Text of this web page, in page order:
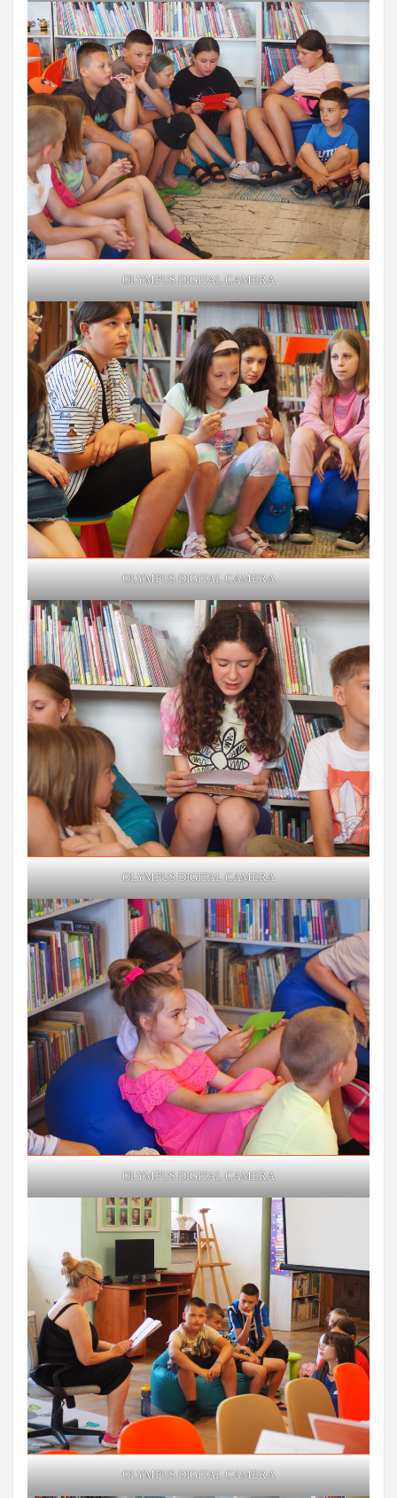
OLYMPUS DIGITAL CAMERA
OLYMPUS DIGITAL CAMERA
OLYMPUS DIGITAL CAMERA
OLYMPUS DIGITAL CAMERA
OLYMPUS DIGITAL CAMERA